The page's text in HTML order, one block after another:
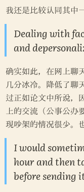
我还是比较认同其中
Dealing with
and
确实如此，在网上聊
几分冰冷。降低了聊
过正如论文中所说，
上的交流（公事公
现吵架的情况很少。
I would
hour and then
before sending